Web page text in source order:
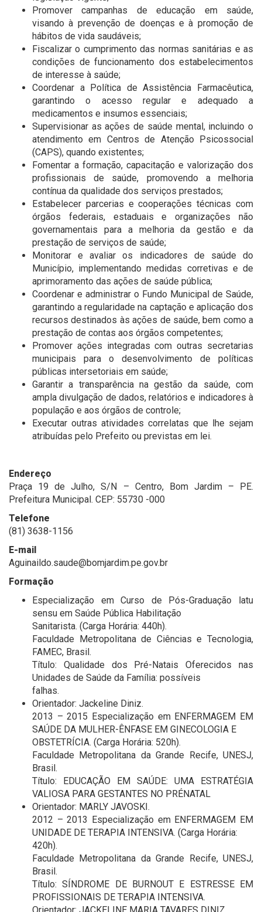
Promover campanhas de educação em saúde,
visando à prevenção de doenças e à promoção de
hábitos de vida saudáveis;
Fiscalizar o cumprimento das normas sanitárias e as
condições de funcionamento dos estabelecimentos
de interesse à saúde;
Coordenar a Política de Assistência Farmacêutica,
garantindo o acesso regular e adequado a
medicamentos e insumos essenciais;
Supervisionar as ações de saúde mental, incluindo o
atendimento em Centros de Atenção Psicossocial
(CAPS), quando existentes;
Fomentar a formação, capacitação e valorização dos
profissionais de saúde, promovendo a melhoria
contínua da qualidade dos serviços prestados;
Estabelecer parcerias e cooperações técnicas com
órgãos federais, estaduais e organizações não
governamentais para a melhoria da gestão e da
prestação de serviços de saúde;
Monitorar e avaliar os indicadores de saúde do
Município, implementando medidas corretivas e de
aprimoramento das ações de saúde pública;
Coordenar e administrar o Fundo Municipal de Saúde,
garantindo a regularidade na captação e aplicação dos
recursos destinados às ações de saúde, bem como a
prestação de contas aos órgãos competentes;
Promover ações integradas com outras secretarias
municipais para o desenvolvimento de políticas
públicas intersetoriais em saúde;
Garantir a transparência na gestão da saúde, com
ampla divulgação de dados, relatórios e indicadores à
população e aos órgãos de controle;
Executar outras atividades correlatas que lhe sejam
atribuídas pelo Prefeito ou previstas em lei.
Endereço
Praça 19 de Julho, S/N – Centro, Bom Jardim – PE.
Prefeitura Municipal. CEP: 55730 -000
Telefone
(81) 3638-1156
E-mail
Aguinaildo.saude@bomjardim.pe.gov.br
Formação
Especialização em Curso de Pós-Graduação latu
sensu em Saúde Pública Habilitação
Sanitarista. (Carga Horária: 440h).
Faculdade Metropolitana de Ciências e Tecnologia,
FAMEC, Brasil.
Título: Qualidade dos Pré-Natais Oferecidos nas
Unidades de Saúde da Família: possíveis
falhas.
Orientador: Jackeline Diniz.
2013 – 2015 Especialização em ENFERMAGEM EM
SAÚDE DA MULHER-ÊNFASE EM GINECOLOGIA E
OBSTETRÍCIA. (Carga Horária: 520h).
Faculdade Metropolitana da Grande Recife, UNESJ,
Brasil.
Título: EDUCAÇÃO EM SAÚDE: UMA ESTRATÉGIA
VALIOSA PARA GESTANTES NO PRÉNATAL
Orientador: MARLY JAVOSKI.
2012 – 2013 Especialização em ENFERMAGEM EM
UNIDADE DE TERAPIA INTENSIVA. (Carga Horária:
420h).
Faculdade Metropolitana da Grande Recife, UNESJ,
Brasil.
Título: SÍNDROME DE BURNOUT E ESTRESSE EM
PROFISSIONAIS DE TERAPIA INTENSIVA.